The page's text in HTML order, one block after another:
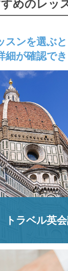
めのレッ
スンを選ぶ
細が確認で
トラベル英